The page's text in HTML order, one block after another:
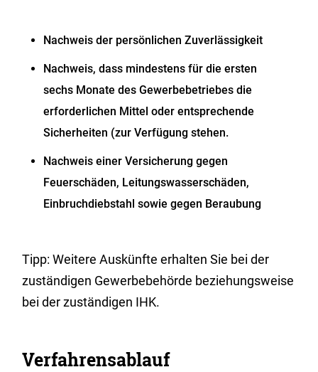
Nachweis der persönlichen Zuverlässigkeit
Nachweis, dass mindestens für die ersten
sechs Monate des Gewerbebetriebes die
erforderlichen Mittel oder entsprechende
Sicherheiten (zur Verfügung stehen.
Nachweis einer Versicherung gegen
Feuerschäden, Leitungswasserschäden,
Einbruchdiebstahl sowie gegen Beraubung
Tipp: Weitere Auskünfte erhalten Sie bei der
zuständigen Gewerbebehörde beziehungsweise
bei der zuständigen IHK.
Verfahrensablauf